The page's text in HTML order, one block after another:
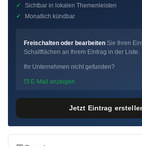
✓
Sichtbar in lokalen Themenleisten
✓
Monatlich kündbar
Freischalten oder bearbeiten Sie Ihren
Schaltflächen an Ihrem Eintrag in der Liste.
Ihr Unternehmen nicht gefunden?
E-Mail anzeigen
Jetzt Eintrag